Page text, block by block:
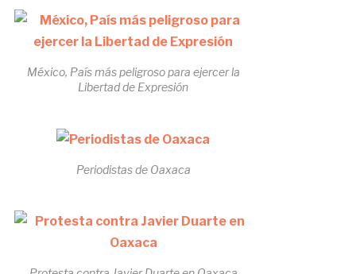
México, País más peligroso para ejercer la
Libertad de Expresión
Periodistas de Oaxaca